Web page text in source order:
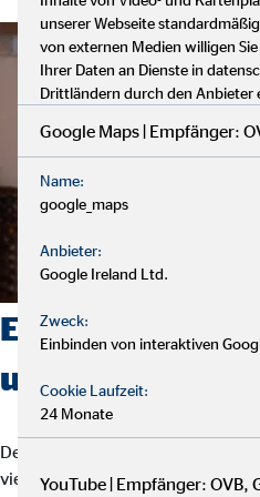
Erreichen Sie
unserem System
Der Finanzmarkt bietet eine
viele Menschen fühlen sich eher
unserer Webseite
von externen Medien willigen
Ihrer Daten an Dienste in
Drittländern durch den Anbieter
Google Maps | Empfänger:
Name:
google_maps
Anbieter:
Google Ireland Ltd.
Zweck:
Einbinden von interaktiven
Cookie Laufzeit:
24 Monate
YouTube | Empfänger: OVB,